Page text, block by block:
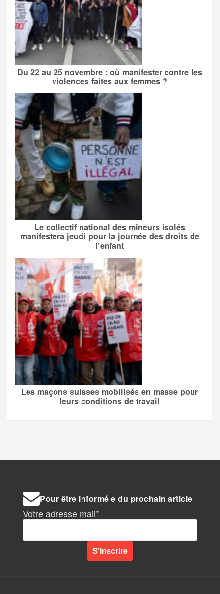
Du 22 au 25 novembre : où manifester contre les
violences faites aux femmes ?
Le collectif national des mineurs isolés
manifestera jeudi pour la journée des droits de
l’enfant
Les maçons suisses mobilisés en masse pour
leurs conditions de travail
Pour être informé·e du prochain article
Votre adresse mail*